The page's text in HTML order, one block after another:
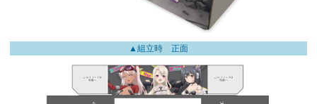
▲組立時 正面